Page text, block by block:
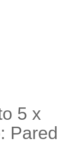
5 x
Pared